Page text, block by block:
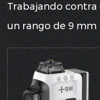
Trabajando
un rango de 9 mm